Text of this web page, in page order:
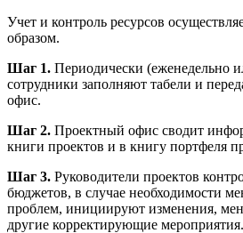
Учет и контроль ресурсов
образом.
Шаг 1. Периодически (еженедельно
сотрудники заполняют табели и
офис.
Шаг 2. Проектный офис сводит
книги проектов и в книгу портфеля
Шаг 3. Руководители проектов
бюджетов, в случае необходимости
проблем, инициируют изменения,
другие корректирующие мероприятия.